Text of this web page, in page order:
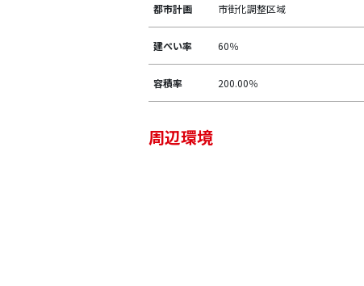
都市計画 市街化調整区域
建ぺい率 60％
容積率 200.00％
周辺環境